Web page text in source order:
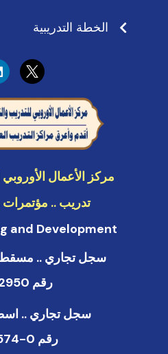
الخطة التدريبية
مركز الأعمال الأوروبي
تدريب ..
and Development
سجل تجاري ..
رقم 1802950
سجل تجاري ..
رقم 0-880574